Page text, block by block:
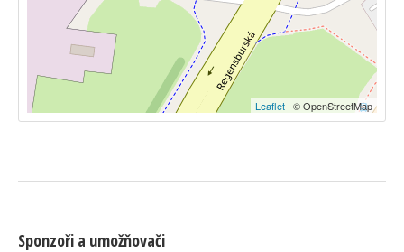
Leaflet | © OpenStreetMap
Sponzoři a umožňovači